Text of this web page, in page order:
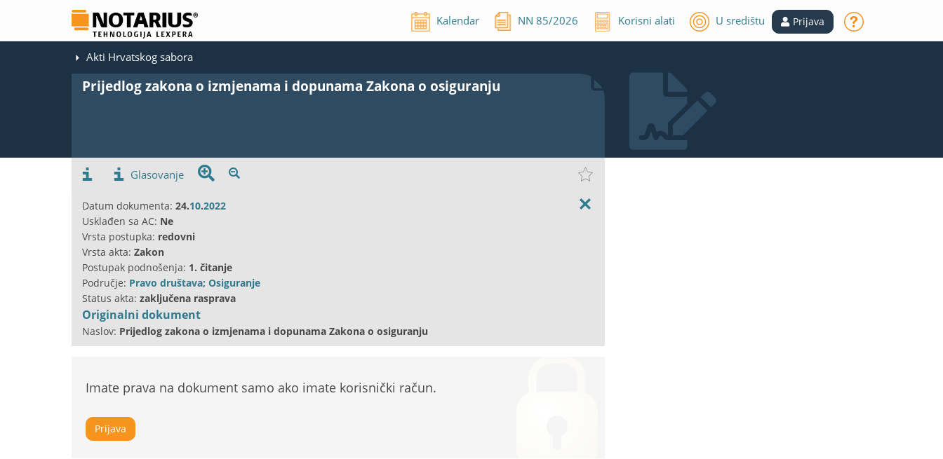
Kalendar NN85/2026 Korisni alati U središtu Prijava
Akti Hrvatskog sabora
Prijedlog zakona o izmjenama i dopunama Zakona o osiguranju
Glasovanje
Datum dokumenta: 24.10.2022
Usklađen sa AC: Ne
Vrsta postupka: redovni
Vrsta akta: Zakon
Postupak podnošenja: 1. čitanje
Područje: Pravo društava; Osiguranje
Status akta: zaključena rasprava
Originalni dokument
Naslov: Prijedlog zakona o izmjenama i dopunama Zakona o osiguranju
Imate prava na dokument samo ako imate korisnički račun.
Prijava